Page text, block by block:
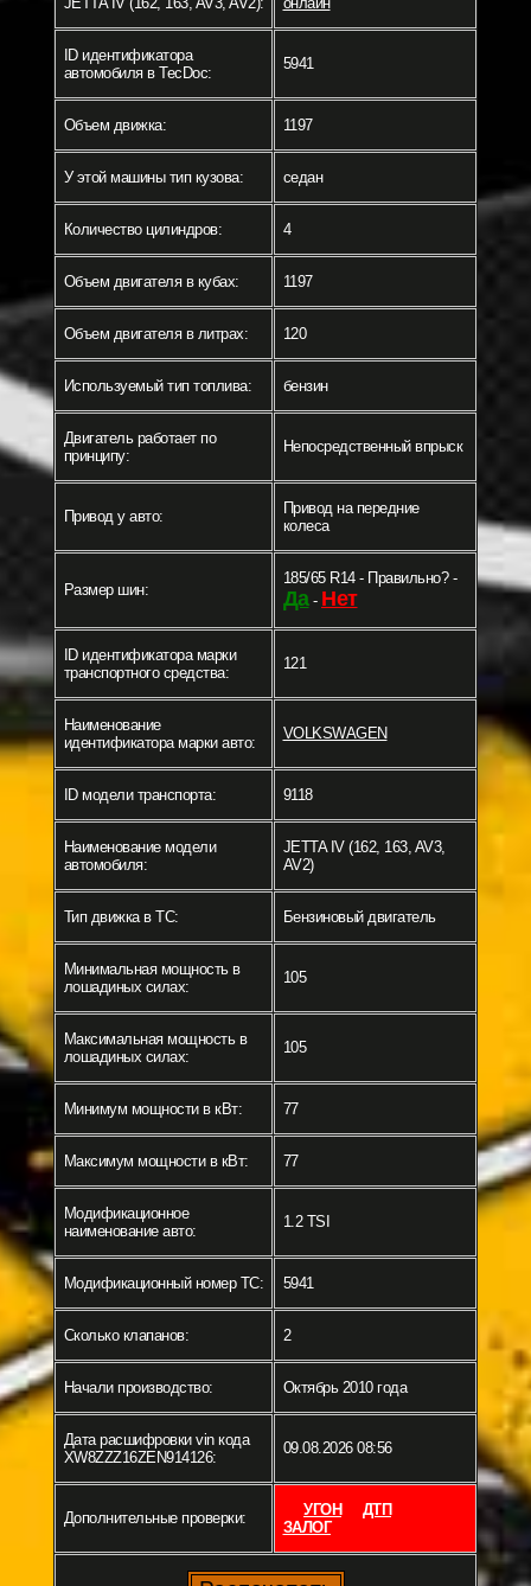
ID идентификатора
автомобиля в TecDoc:
5941
Объем движка: 1197
У этой машины тип кузова: седан
Количество цилиндров: 4
Объем двигателя в кубах: 1197
Объем двигателя в литрах: 120
Используемый тип топлива: бензин
Двигатель работает по
принципу:
Непосредственный впрыск
Привод у авто:
Привод на передние
колеса
Размер шин:
185/65 R14 - Правильно? -
Да- Нет
ID идентификатора марки
транспортного средства:
121
Наименование
идентификатора марки авто:
VOLKSWAGEN
ID модели транспорта: 9118
Наименование модели
автомобиля:
JETTA IV (162, 163, AV3,
AV2)
Тип движка в ТС: Бензиновый двигатель
Минимальная мощность в
лошадиных силах:
105
Максимальная мощность в
лошадиных силах:
105
Минимум мощности в кВт: 77
Максимум мощности в кВт: 77
Модификационное
наименование авто:
1.2 TSI
Модификационный номер ТС: 5941
Сколько клапанов: 2
Начали производство: Октябрь 2010 года
Дата расшифровки vin кода
XW8ZZZ16ZEN914126:
09.08.2026 08:56
Дополнительные проверки: УГОН
ДТП
ЗАЛОГ